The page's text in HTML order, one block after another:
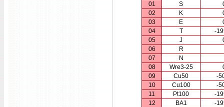
01
S
02
K
03
E
04
T
-
05
J
06
R
07
N
08
Wre3-25
09
Cu50
-
10
Cu100
-
11
Pt100
-
12
BA1
-